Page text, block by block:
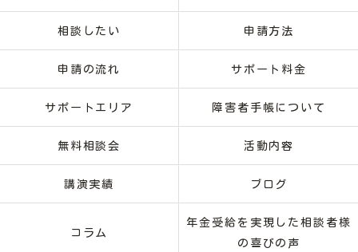
相談したい 申請方法
申請の流れ サポート料金
サポートエリア 障害者手帳について
無料相談会 活動内容
講演実績 ブログ
コラム
年金受給を実現した相談者様
の喜びの声